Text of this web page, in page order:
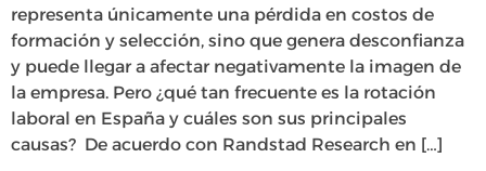
representa únicamente una pérdida en costos de
formación y selección, sino que genera desconfianza
y puede llegar a afectar negativamente la imagen de
la empresa. Pero ¿qué tan frecuente es la rotación
laboral en España y cuáles son sus principales
causas? De acuerdo con Randstad Research en […]